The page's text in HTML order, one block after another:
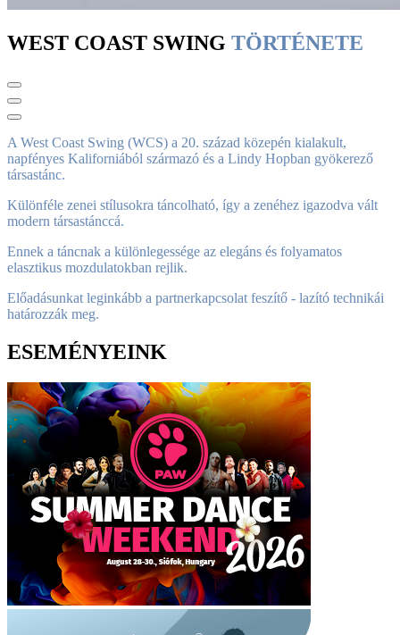
WEST COAST SWING TÖRTÉNETE
A West Coast Swing (WCS) a 20. század közepén kialakult,
napfényes Kaliforniából származó és a Lindy Hopban gyökerező
társastánc.
Különféle zenei stílusokra táncolható, így a zenéhez igazodva vált
modern társastánccá.
Ennek a táncnak a különlegessége az elegáns és folyamatos
elasztikus mozdulatokban rejlik.
Előadásunkat leginkább a partnerkapcsolat feszítő - lazító technikái
határozzák meg.
ESEMÉNYEINK